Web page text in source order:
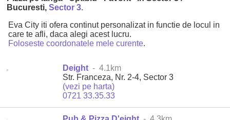
Bucuresti,Sector 3.
Eva City iti ofera continut personalizat in functie de locul in
care te afli, daca alegi acest lucru.
Foloseste coordonatele mele curente.
Deight - 4.1km
Str. Franceza, Nr. 2-4, Sector 3
(vezi pe harta)
0721 33.35.33